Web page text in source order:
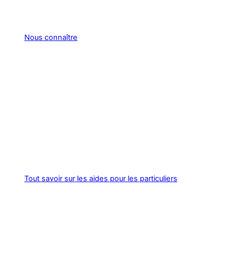
Nous connaître
Tout savoir sur les aides pour les particuliers